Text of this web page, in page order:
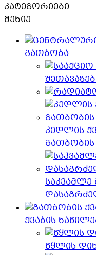
კატეგორიები
მენიუ
გათბობა
კედლის
გათბობის
ქვაბის
წყლის